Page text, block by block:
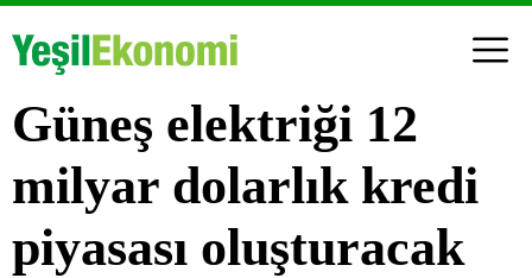
Güneş elektriği 12
milyar dolarlık kredi
piyasası oluşturacak